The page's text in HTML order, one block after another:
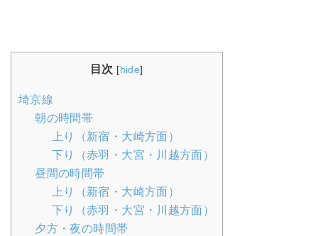
目次 [hide]
埼京線
朝の時間帯
上り（新宿・大崎方面）
下り（赤羽・大宮・川越方面）
昼間の時間帯
上り（新宿・大崎方面）
下り（赤羽・大宮・川越方面）
夕方・夜の時間帯